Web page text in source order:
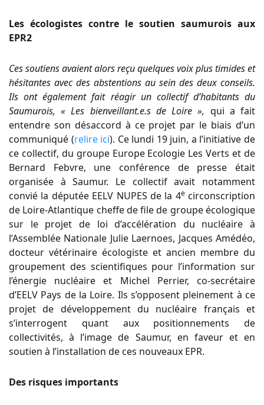
Les écologistes contre le soutien saumurois aux
EPR2
Ces soutiens avaient alors reçu quelques voix plus timides et
hésitantes avec des abstentions au sein des deux conseils.
Ils ont également fait réagir un collectif d’habitants du
Saumurois, « Les bienveillant.e.s de Loire », qui a fait
entendre son désaccord à ce projet par le biais d’un
communiqué (relire ici). Ce lundi 19 juin, a l’initiative de
ce collectif, du groupe Europe Ecologie Les Verts et de
Bernard Febvre, une conférence de presse était
organisée à Saumur. Le collectif avait notamment
convié la députée EELV NUPES de la 4ecirconscription
de Loire-Atlantique cheffe de file de groupe écologique
sur le projet de loi d’accélération du nucléaire à
l’Assemblée Nationale Julie Laernoes, Jacques Amédéo,
docteur vétérinaire écologiste et ancien membre du
groupement des scientifiques pour l’information sur
l’énergie nucléaire et Michel Perrier, co-secrétaire
d’EELV Pays de la Loire. Ils s’opposent pleinement à ce
projet de développement du nucléaire français et
s’interrogent quant aux positionnements de
collectivités, à l’image de Saumur, en faveur et en
soutien à l’installation de ces nouveaux EPR.
Des risques importants